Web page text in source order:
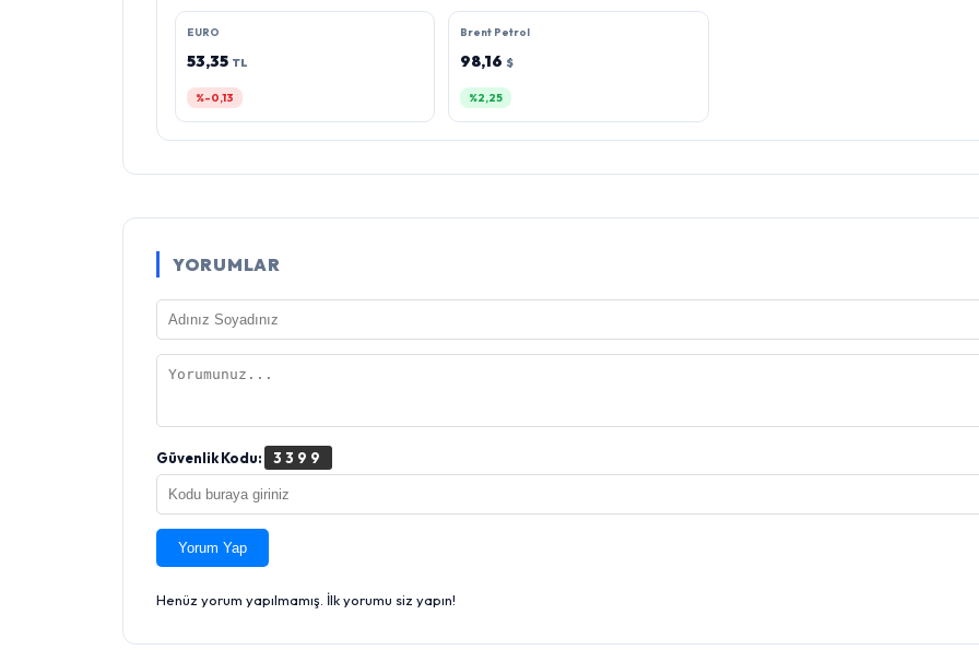
EURO
53,35 TL
%-0,13
Brent Petrol
98,16$
%2,25
YORUMLAR
Güvenlik Kodu: 3399
Yorum Yap
Henüz yorum yapılmamış. İlk yorumu siz yapın!